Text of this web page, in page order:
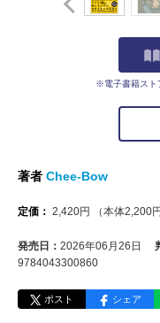
※電子書籍スト
著者 Chee-Bow
定価： 2,420円 （本体2,200
発売日： 2026年06月26日
9784043300860
ポスト シェア